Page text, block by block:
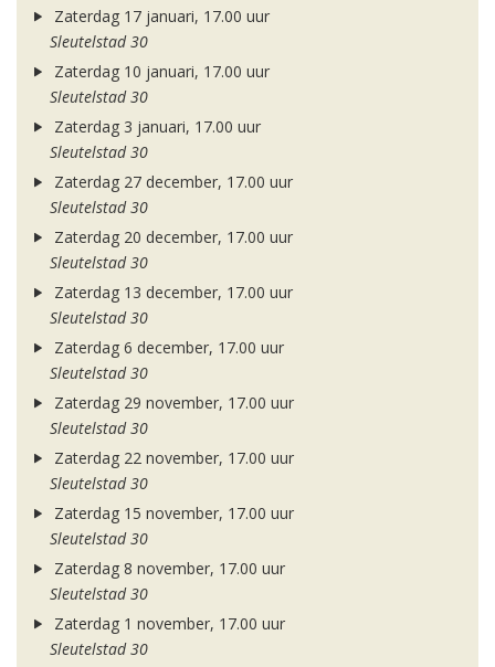
Zaterdag 17 januari, 17.00 uur
Sleutelstad 30
Zaterdag 10 januari, 17.00 uur
Sleutelstad 30
Zaterdag 3 januari, 17.00 uur
Sleutelstad 30
Zaterdag 27 december, 17.00 uur
Sleutelstad 30
Zaterdag 20 december, 17.00 uur
Sleutelstad 30
Zaterdag 13 december, 17.00 uur
Sleutelstad 30
Zaterdag 6 december, 17.00 uur
Sleutelstad 30
Zaterdag 29 november, 17.00 uur
Sleutelstad 30
Zaterdag 22 november, 17.00 uur
Sleutelstad 30
Zaterdag 15 november, 17.00 uur
Sleutelstad 30
Zaterdag 8 november, 17.00 uur
Sleutelstad 30
Zaterdag 1 november, 17.00 uur
Sleutelstad 30